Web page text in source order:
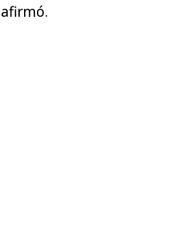
afirmó.